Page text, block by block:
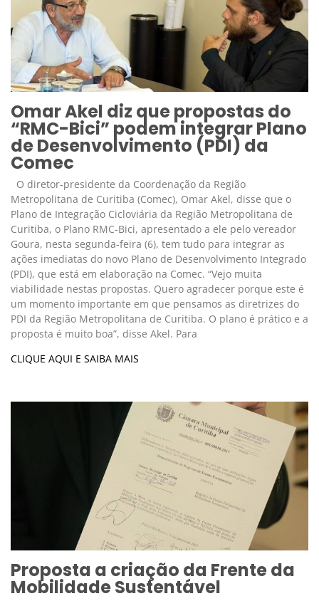
Omar Akel diz que propostas do
“RMC-Bici” podem integrar Plano
de Desenvolvimento (PDI) da
Comec
O diretor-presidente da Coordenação da Região
Metropolitana de Curitiba (Comec), Omar Akel, disse que o
Plano de Integração Cicloviária da Região Metropolitana de
Curitiba, o Plano RMC-Bici, apresentado a ele pelo vereador
Goura, nesta segunda-feira (6), tem tudo para integrar as
ações imediatas do novo Plano de Desenvolvimento Integrado
(PDI), que está em elaboração na Comec. “Vejo muita
viabilidade nestas propostas. Quero agradecer porque este é
um momento importante em que pensamos as diretrizes do
PDI da Região Metropolitana de Curitiba. O plano é prático e a
proposta é muito boa”, disse Akel. Para
CLIQUE AQUI E SAIBA MAIS
Proposta a criação da Frente da
Mobilidade Sustentável